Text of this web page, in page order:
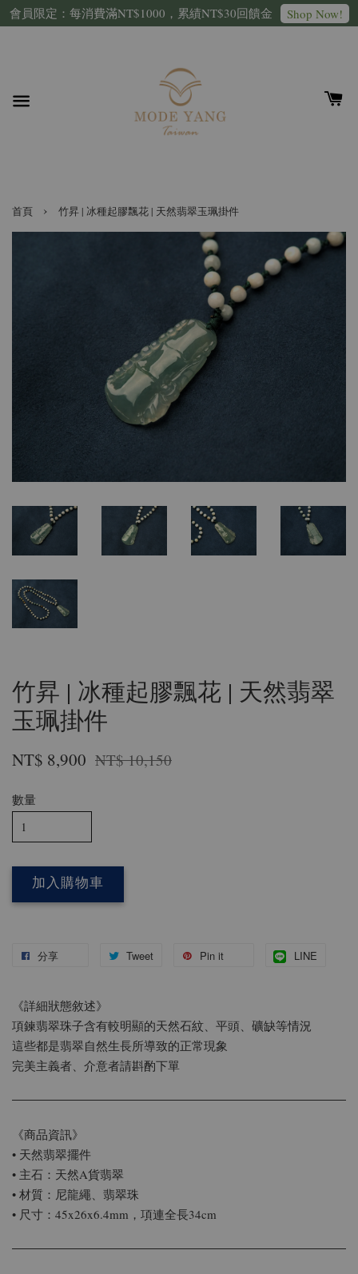
會員限定：每消費滿NT$1000，累績NT$30回饋金 Shop Now!
首頁 › 竹昇 | 冰種起膠飄花 | 天然翡翠玉珮掛件
竹昇 | 冰種起膠飄花 | 天然翡翠
玉珮掛件
NT$ 8,900 NT$ 10,150
數量
加入購物車
分享 Tweet Pin it LINE
《詳細狀態敘述》
項鍊翡翠珠子含有較明顯的天然石紋、平頭、礦缺等情況
這些都是翡翠自然生長所導致的正常現象
完美主義者、介意者請斟酌下單
《商品資訊》
• 天然翡翠擺件
• 主石：天然A貨翡翠
• 材質：尼龍繩、翡翠珠
• 尺寸：45x26x6.4mm，項連全長34cm